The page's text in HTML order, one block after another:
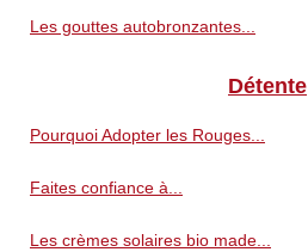
Les gouttes autobronzantes...
Détente
Pourquoi Adopter les Rouges...
Faites confiance à...
Les crèmes solaires bio made...